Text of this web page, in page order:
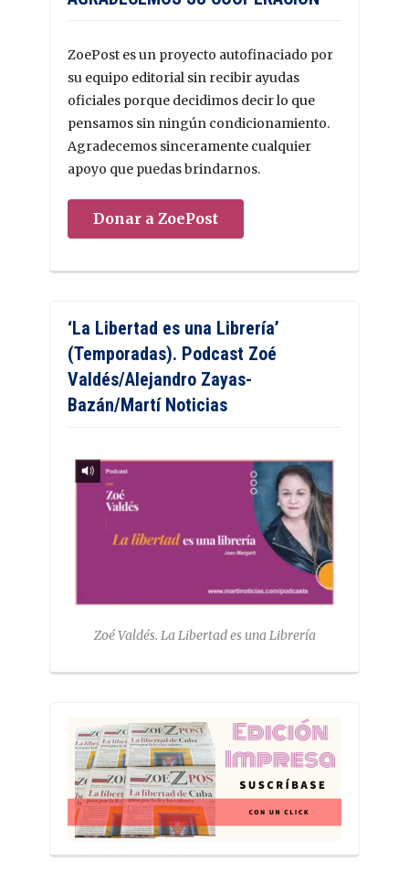
ZoePost es un proyecto autofinaciado por
su equipo editorial sin recibir ayudas
oficiales porque decidimos decir lo que
pensamos sin ningún condicionamiento.
Agradecemos sinceramente cualquier
apoyo que puedas brindarnos.
Donar a ZoePost
‘La Libertad es una Librería’
(Temporadas). Podcast Zoé
Valdés/Alejandro Zayas-
Bazán/Martí Noticias
Zoé Valdés. La Libertad es una Librería